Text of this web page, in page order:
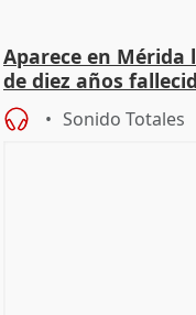
Aparece en
de diez años
Sonido Totales